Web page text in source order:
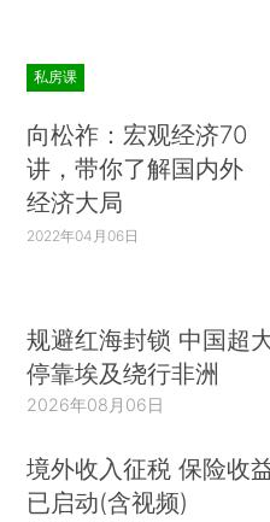
私房课
向松祚：宏观经济70
讲，带你了解国内外
经济大局
2022年04月06日
规避红海封锁 中国超
停靠埃及绕行非洲
2026年08月06日
境外收入征税 保险收
已启动(含视频)